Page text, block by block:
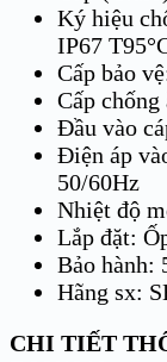
Ký hiệu
IP67
Cấp bảo
Cấp
Đầu vào
Điện áp
50/60Hz
Nhiệt độ
Lắp đặt:
Bảo hành:
Hãng sx:
CHI TIẾT